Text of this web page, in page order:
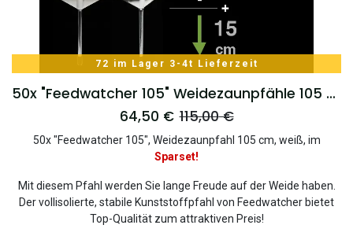
72 im Lager 3-4t Lieferzeit
50x "Feedwatcher 105" Weidezaunpfähle 105 cm, 8 Ösen, weiß
64,50 € 115,00€
50x "Feedwatcher 105", Weidezaunpfahl 105 cm, weiß, im
Sparset!
Mit diesem Pfahl werden Sie lange Freude auf der Weide haben.
Der vollisolierte, stabile Kunststoffpfahl von Feedwatcher bietet
Top-Qualität zum attraktiven Preis!